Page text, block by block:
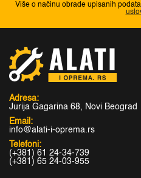
Više o načinu obrade upisanih
Adresa:
Jurija Gagarina 68, Novi Beograd
Email:
info@alati-i-oprema.rs
Telefoni:
(+381) 61 24-34-739
(+381) 65 24-03-955